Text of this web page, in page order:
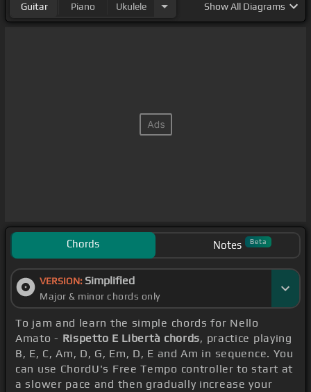
Guitar Piano Ukulele ShowAll Diagrams
Chords Notes Beta
VERSION: Simplified
Major & minor chords only
To jam and learn the simple chords for Nello
Amato - Rispetto E Libertà chords, practice playing
B, E, C, Am, D, G, Em, D, E and Am in sequence. You
can use ChordU's Free Tempo controller to start at
a slower pace and then gradually increase your